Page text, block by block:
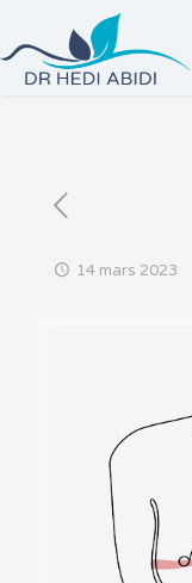
14 mars 2023